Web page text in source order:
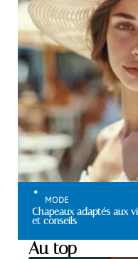
MODE
Chapeaux adaptés aux
et conseils
Au top